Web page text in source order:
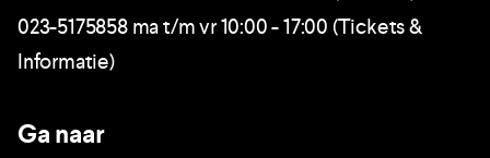
023-5175858 ma t/m vr 10:00 - 17:00 (Tickets &
Informatie)
Ga naar